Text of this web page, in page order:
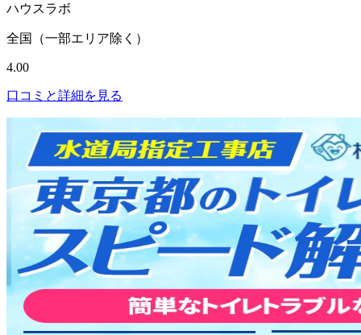
ハウスラボ
全国（一部エリア除く）
4.00
口コミと詳細を見る